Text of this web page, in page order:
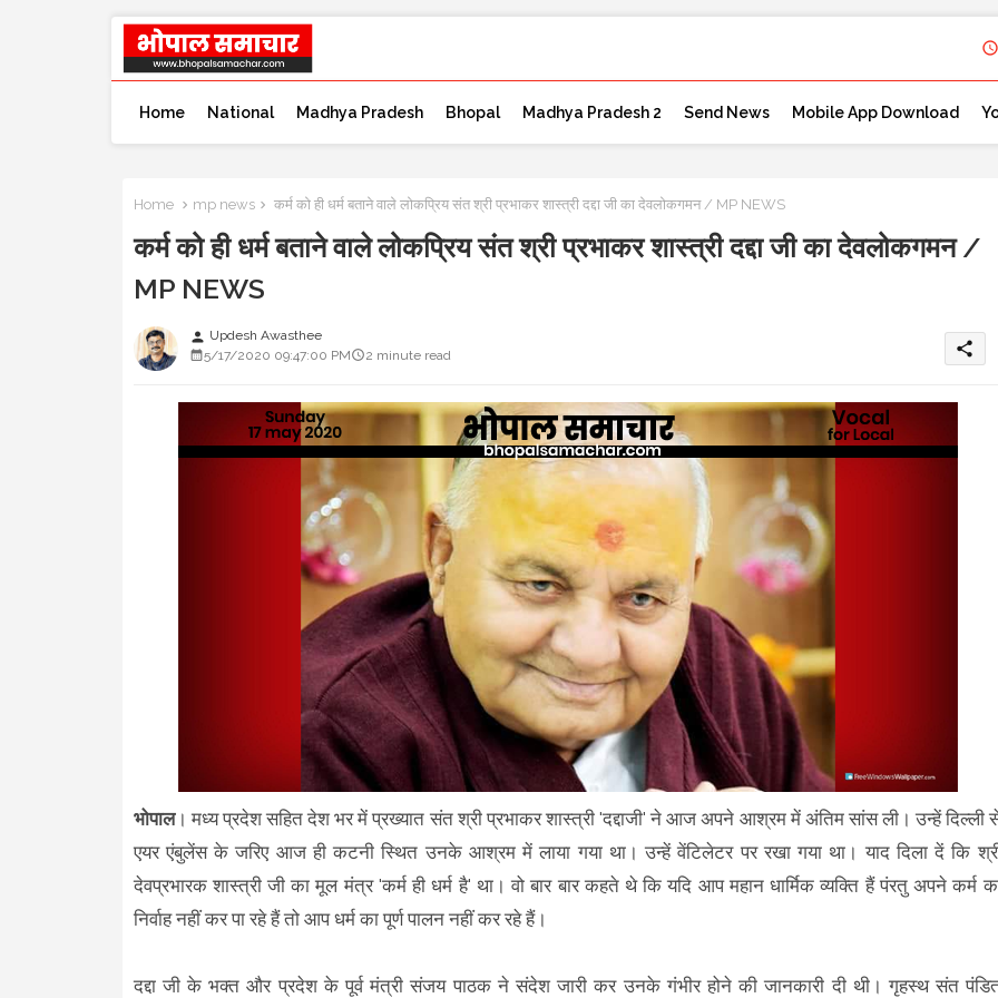
Home National Madhya Pradesh Bhopal Madhya Pradesh 2 Send News Mobile App Download
Home mp news कर्म को ही धर्म बताने वाले लोकप्रिय संत श्री प्रभाकर शास्त्री दद्दा जी का देवलोकगमन / MP NEWS
कर्म को ही धर्म बताने वाले लोकप्रिय संत श्री प्रभाकर शास्त्री दद्दा जी का देवलोकगमन /
MP NEWS
person Updesh Awasthee
5/17/2020 09:47:00 PM
2 minute read share
भोपाल। मध्य प्रदेश सहित देश भर में प्रख्यात संत श्री प्रभाकर शास्त्री 'दद्दाजी' ने आज अपने आश्रम में अंतिम सांस ली। उन्हें दिल्ली
एयर एंबुलेंस के जरिए आज ही कटनी स्थित उनके आश्रम में लाया गया था। उन्हें वेंटिलेटर पर रखा गया था। याद दिला दें कि
देवप्रभारक शास्त्री जी का मूल मंत्र 'कर्म ही धर्म है' था। वो बार बार कहते थे कि यदि आप महान धार्मिक व्यक्ति हैं पंरतु अपने कर्म
निर्वाह नहीं कर पा रहे हैं तो आप धर्म का पूर्ण पालन नहीं कर रहे हैं।
दद्दा जी के भक्त और प्रदेश के पूर्व मंत्री संजय पाठक ने संदेश जारी कर उनके गंभीर होने की जानकारी दी थी। गृहस्थ संत